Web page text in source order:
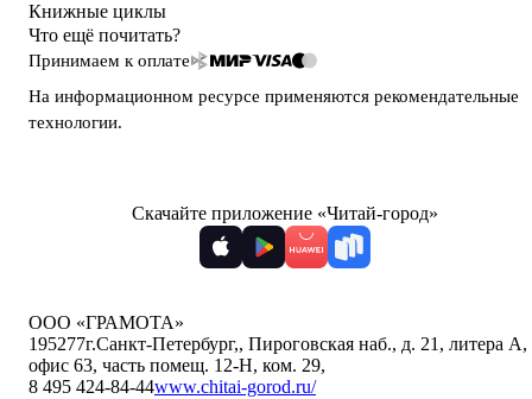
Книжные циклы
Что ещё почитать?
Принимаем к оплате
На информационном ресурсе применяются рекомендательные
технологии.
Скачайте приложение «Читай-город»
ООО «ГРАМОТА»
195277г.Санкт-Петербург,, Пироговская наб., д. 21, литера А,
офис 63, часть помещ. 12-Н, ком. 29,
8 495 424-84-44www.chitai-gorod.ru/